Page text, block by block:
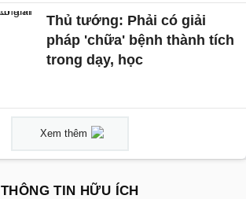
Thủ tướng: Phải có giải
pháp 'chữa' bệnh thành tích
trong dạy, học
Xem thêm
THÔNG TIN HỮU ÍCH